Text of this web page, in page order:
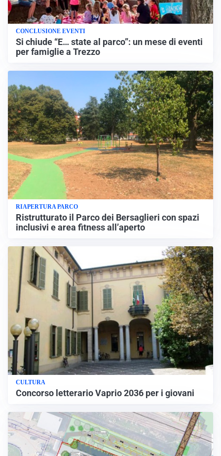
CONCLUSIONE EVENTI
Si chiude “E… state al parco”: un mese di eventi
per famiglie a Trezzo
RIAPERTURA PARCO
Ristrutturato il Parco dei Bersaglieri con spazi
inclusivi e area fitness all’aperto
CULTURA
Concorso letterario Vaprio 2036 per i giovani